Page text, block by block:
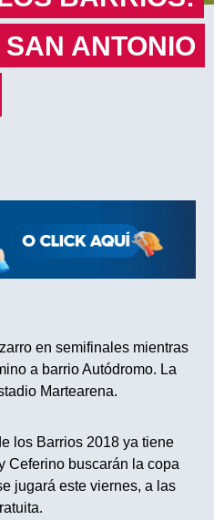
ANTONIO
en semifinales mientras
a barrio Autódromo. La
Martearena.
los Barrios 2018 ya tiene
Ceferino buscarán la copa
jugará este viernes, a las